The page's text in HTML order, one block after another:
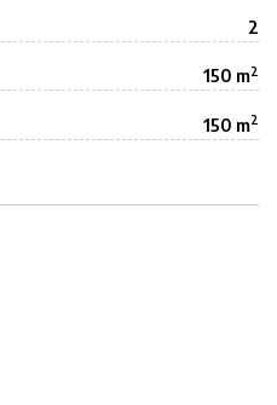
2
150 m2
150 m2